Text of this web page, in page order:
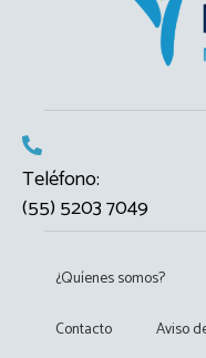
Teléfono:
(55) 5203 7049
¿Quíenes somos?
Contacto Aviso